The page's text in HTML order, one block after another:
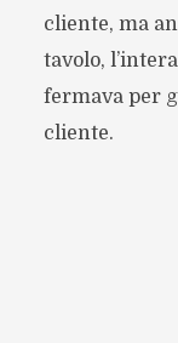
cliente, ma
tavolo,
fermava per
cliente.